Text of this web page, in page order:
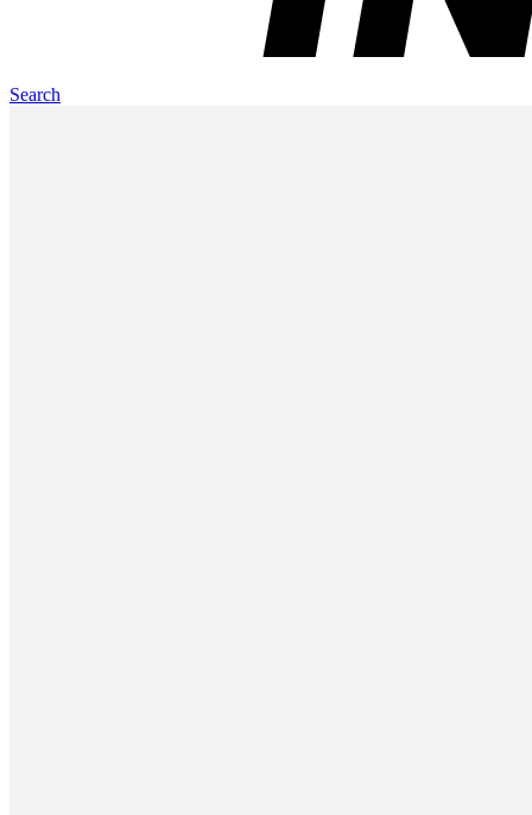
Search